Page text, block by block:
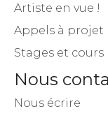
Artiste en vue !
Appels à projet
Stages et cours
Nous
Nous écrire